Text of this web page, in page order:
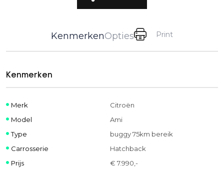
KenmerkenOpties Print
Kenmerken
Merk
Citroën
Model
Ami
Type
buggy 75km bereik
Carrosserie
Hatchback
Prijs
€ 7.990,-